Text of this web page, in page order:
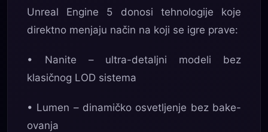
Unreal Engine 5 donosi tehnologije koje
direktno menjaju način na koji se igre prave:
• Nanite – ultra-detaljni modeli bez
klasičnog LOD sistema
• Lumen – dinamičko osvetljenje bez bake-
ovanja